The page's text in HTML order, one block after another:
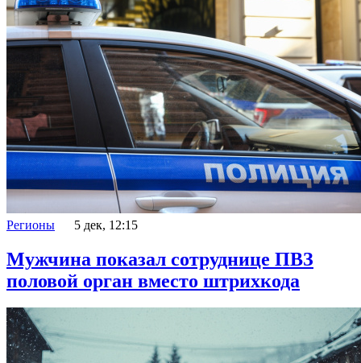
Регионы 5 дек, 12:15
Мужчина показал сотруднице ПВЗ
половой орган вместо штрихкода